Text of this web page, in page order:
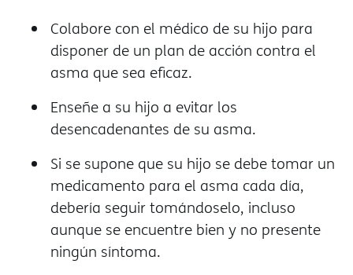
Colabore con el médico de su hijo para
disponer de un plan de acción contra el
asma que sea eficaz.
Enseñe a su hijo a evitar los
desencadenantes de su asma.
Si se supone que su hijo se debe tomar un
medicamento para el asma cada día,
debería seguir tomándoselo, incluso
aunque se encuentre bien y no presente
ningún síntoma.